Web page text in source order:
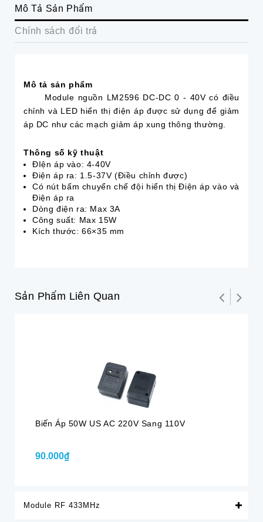
Mô Tả Sản Phẩm
Chính sách đổi trả
Mô tả sản phẩm
Module nguồn LM2596 DC-DC 0 - 40V có điều
chỉnh và LED hiển thị điện áp được sử dụng để giảm
áp DC như các mạch giảm áp xung thông thường.
Thông số kỹ thuật
ĐIện áp vào: 4-40V
Điện áp ra: 1.5-37V (Điều chỉnh được)
Có nút bấm chuyển chế đội hiển thị Điện áp vào và
Điện áp ra
Dòng điện ra: Max 3A
Công suất: Max 15W
Kích thước: 66×35 mm
Sản Phẩm Liên Quan
Biến Áp 50W US AC 220V Sang 110V
90.000₫
Module RF 433MHz